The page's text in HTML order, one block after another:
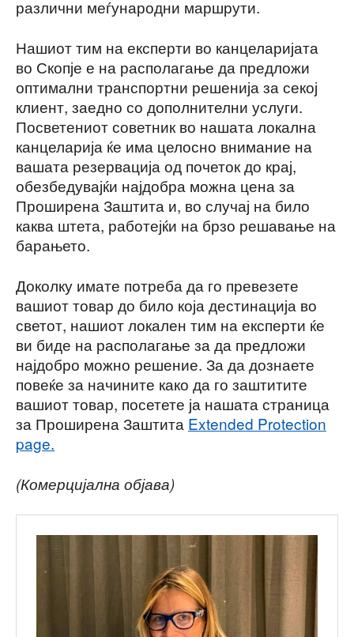
различни меѓународни маршрути.
Нашиот тим на експерти во канцеларијата
во Скопје е на располагање да предложи
оптимални транспортни решенија за секој
клиент, заедно со дополнителни услуги.
Посветениот советник во нашата локална
канцеларија ќе има целосно внимание на
вашата резервација од почеток до крај,
обезбедувајќи најдобра можна цена за
Проширена Заштита и, во случај на било
каква штета, работејќи на брзо решавање на
барањето.
Доколку имате потреба да го превезете
вашиот товар до било која дестинација во
светот, нашиот локален тим на експерти ќе
ви биде на располагање за да предложи
најдобро можно решение. За да дознаете
повеќе за начините како да го заштитите
вашиот товар, посетете ја нашата страница
за Проширена Заштита Extended Protection
page.
(Комерцијална објава)